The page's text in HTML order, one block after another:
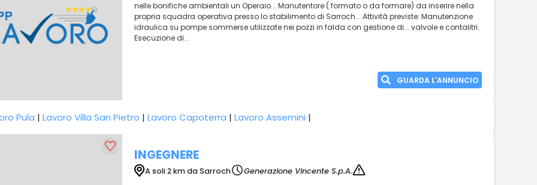
nelle bonifiche ambientali un Operaio... Manutentore ( formato o da formare) da inserire nella
propria squadra operativa presso lo stabilimento di Sarroch... Attività previste: Manutenzione
idraulica su pompe sommerse utilizzate nei pozzi in falda con gestione di... valvole e contalitri.
Esecuzione di...
GUARDA L'ANNUNCIO
Pula | Lavoro Villa San Pietro | Lavoro Capoterra | Lavoro Assemini |
INGEGNERE
A soli 2 km da Sarroch
Generazione Vincente S.p.A.